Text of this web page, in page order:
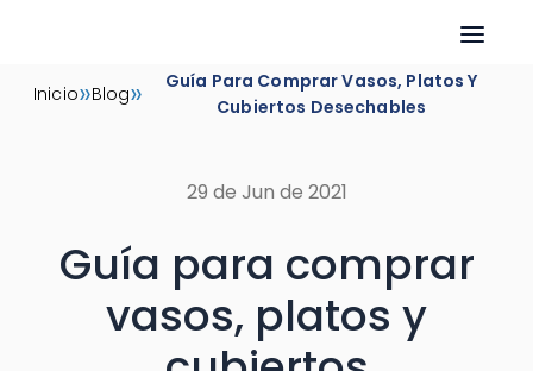
Inicio»Blog»
Guía Para Comprar Vasos, Platos Y
Cubiertos Desechables
29 de Jun de 2021
Guía para comprar
vasos, platos y